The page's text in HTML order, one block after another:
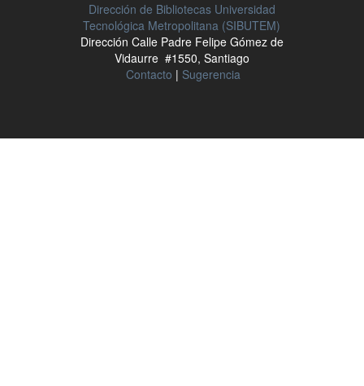
Dirección de Bibliotecas Universidad
Tecnológica Metropolitana (SIBUTEM)
Dirección Calle Padre Felipe Gómez de
Vidaurre #1550, Santiago
Contacto | Sugerencia